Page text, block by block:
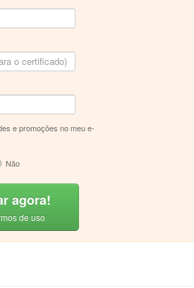
e promoções no meu e-
Não
agora!
de uso